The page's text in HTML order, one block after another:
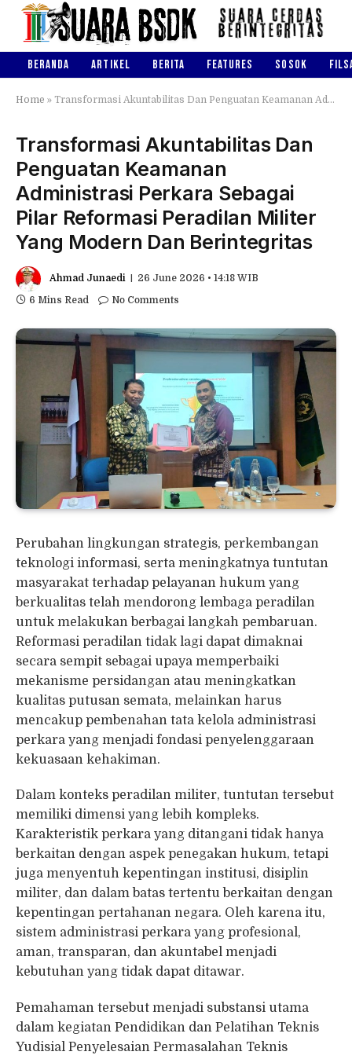
BERANDA ARTIKEL BERITA FEATURES SOSOK
Home » Transformasi Akuntabilitas Dan Penguatan Keamanan Administrasi Perkara Sebagai Pilar Reformasi Peradilan Militer Yang Modern Dan Berintegritas
Transformasi Akuntabilitas Dan
Penguatan Keamanan
Administrasi Perkara Sebagai
Pilar Reformasi Peradilan Militer
Yang Modern Dan Berintegritas
Ahmad Junaedi
26 June 2026 • 14:18 WIB
6 Mins Read
No Comments
Perubahan lingkungan strategis, perkembangan
teknologi informasi, serta meningkatnya tuntutan
masyarakat terhadap pelayanan hukum yang
berkualitas telah mendorong lembaga peradilan
untuk melakukan berbagai langkah pembaruan.
Reformasi peradilan tidak lagi dapat dimaknai
secara sempit sebagai upaya memperbaiki
mekanisme persidangan atau meningkatkan
kualitas putusan semata, melainkan harus
mencakup pembenahan tata kelola administrasi
perkara yang menjadi fondasi penyelenggaraan
kekuasaan kehakiman.
Dalam konteks peradilan militer, tuntutan tersebut
memiliki dimensi yang lebih kompleks.
Karakteristik perkara yang ditangani tidak hanya
berkaitan dengan aspek penegakan hukum, tetapi
juga menyentuh kepentingan institusi, disiplin
militer, dan dalam batas tertentu berkaitan dengan
kepentingan pertahanan negara. Oleh karena itu,
sistem administrasi perkara yang profesional,
aman, transparan, dan akuntabel menjadi
kebutuhan yang tidak dapat ditawar.
Pemahaman tersebut menjadi substansi utama
dalam kegiatan Pendidikan dan Pelatihan Teknis
Yudisial Penyelesaian Permasalahan Teknis